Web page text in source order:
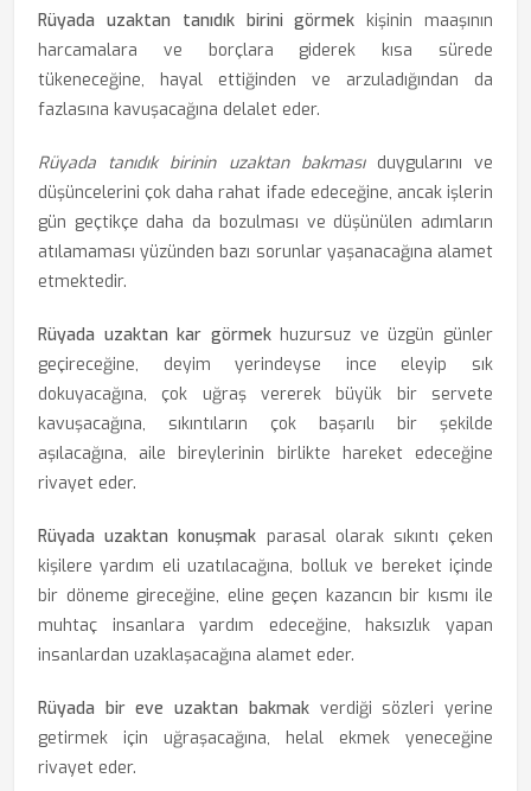
Rüyada uzaktan tanıdık birini görmek kişinin maaşının
harcamalara ve borçlara giderek kısa sürede
tükeneceğine, hayal ettiğinden ve arzuladığından da
fazlasına kavuşacağına delalet eder.
Rüyada tanıdık birinin uzaktan bakmasıduygularını ve
düşüncelerini çok daha rahat ifade edeceğine, ancak işlerin
gün geçtikçe daha da bozulması ve düşünülen adımların
atılamaması yüzünden bazı sorunlar yaşanacağına alamet
etmektedir.
Rüyada uzaktan kar görmekhuzursuz ve üzgün günler
geçireceğine, deyim yerindeyse ince eleyip sık
dokuyacağına, çok uğraş vererek büyük bir servete
kavuşacağına, sıkıntıların çok başarılı bir şekilde
aşılacağına, aile bireylerinin birlikte hareket edeceğine
rivayet eder.
Rüyada uzaktan konuşmak parasal olarak sıkıntı çeken
kişilere yardım eli uzatılacağına, bolluk ve bereket içinde
bir döneme gireceğine, eline geçen kazancın bir kısmı ile
muhtaç insanlara yardım edeceğine, haksızlık yapan
insanlardan uzaklaşacağına alamet eder.
Rüyada bir eve uzaktan bakmakverdiği sözleri yerine
getirmek için uğraşacağına, helal ekmek yeneceğine
rivayet eder.